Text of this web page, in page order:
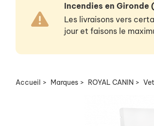
Incendies en Gironde
Les livraisons vers
jour et faisons le
Accueil > Marques > ROYAL CANIN >